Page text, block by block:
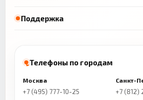
Поддержка
Телефоны по городам
Москва
+7 (495) 777-10-25
Санкт-
+7 (812)